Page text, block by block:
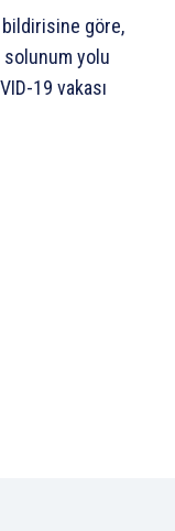
göre,
solunum yolu
19 vakası